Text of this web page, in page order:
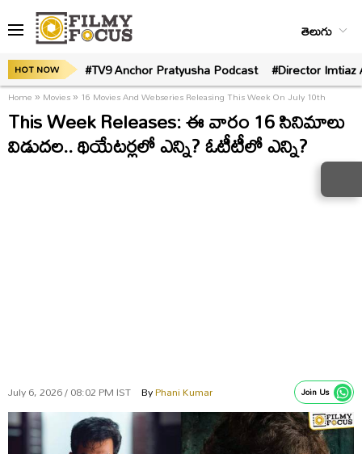
తెలుగు
HOT NOW #TV9 Anchor Pratyusha Podcast #Director
Home» Movies» 16 Movies And Webseries Releasing This Week On July 10th
This Week Releases: ఈ వారం 16 సినిమాలు
విడుదల.. థియేటర్లలో ఎన్ని? ఓటీటీలో ఎన్ని?
July 6, 2026 / 08:02 PM IST ByPhani Kumar Join Us